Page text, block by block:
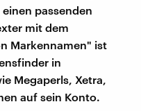
passenden
mit dem
Markennamen" ist
in
Megaperls, Xetra,
auf sein Konto.